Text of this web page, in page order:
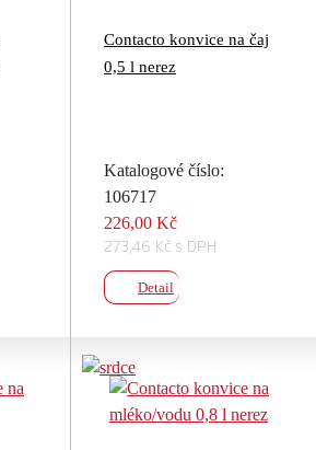
Contacto konvice na čaj
0,5 l nerez
Katalogové číslo:
106717
226,00 Kč
273,46 Kč s DPH
Detail